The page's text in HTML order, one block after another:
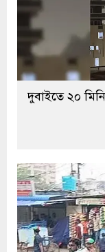
দুবাইতে ২০